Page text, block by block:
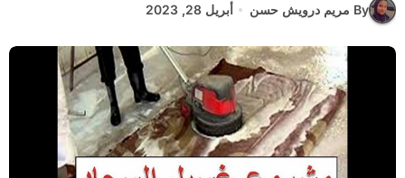
By مريم درويش حسن أبريل 28, 2023